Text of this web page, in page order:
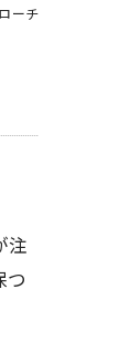
ーチ
注
つ